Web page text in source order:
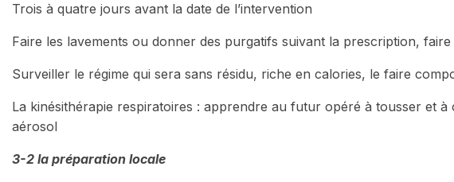
Trois à quatre jours avant la date de l’intervention
Faire les lavements ou donner des purgatifs suivant la prescription,
Surveiller le régime qui sera sans résidu, riche en calories, le faire
La kinésithérapie respiratoires : apprendre au futur opéré à tousser et
aérosol
3-2 la préparation locale